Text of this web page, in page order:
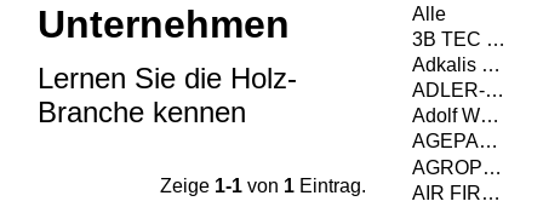
Unternehmen
Lernen Sie die Holz-
Branche kennen
Zeige 1-1 von 1 Eintrag.
Alle
3B TEC MagnumBoard GmbH
Adkalis Groupe Berkem
ADLER-Werk Lackfabrik Johann Berghofer GmbH & Co KG
Adolf Würth GmbH & Co. KG
AGEPAN SYSTEM c/o Sonae Arauco Deutschland GmbH
AGROP NOVA a. s.
AIR FIRE TECH Brandschutzsysteme GmbH